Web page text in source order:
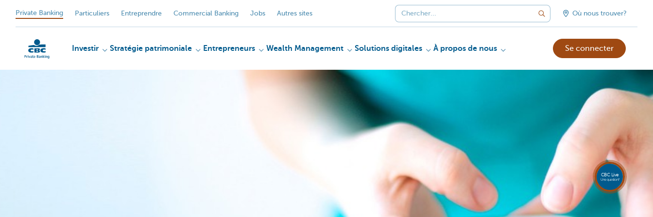
Private Banking Particuliers Entreprendre Commercial Banking Jobs Autres sites Où nous trouver?
Investir Stratégie patrimoniale Entrepreneurs Wealth Management Solutions digitales À propos de nous Se connecter
CBC Live
Une question?